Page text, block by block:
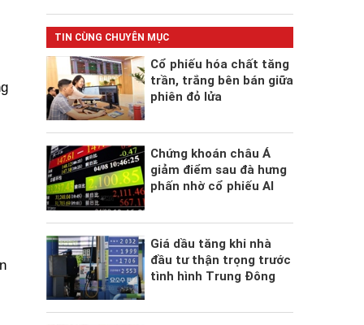
TIN CÙNG CHUYÊN MỤC
Cổ phiếu hóa chất tăng
trần, trắng bên bán giữa
phiên đỏ lửa
Chứng khoán châu Á
giảm điểm sau đà hưng
phấn nhờ cổ phiếu AI
Giá dầu tăng khi nhà
đầu tư thận trọng trước
tình hình Trung Đông